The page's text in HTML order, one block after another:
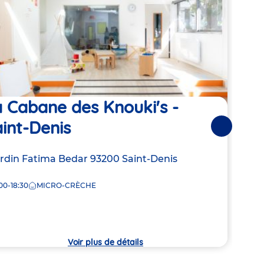
Cabane des Knouki's -
Denis
Fatima Bedar 93200 Saint-Denis
18:30 MICRO-CRÈCHE
Voir plus de détails
Suivantes